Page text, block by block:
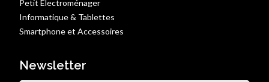
Petit Électroménager
Informatique & Tablettes
Smartphone et Accessoires
Newsletter